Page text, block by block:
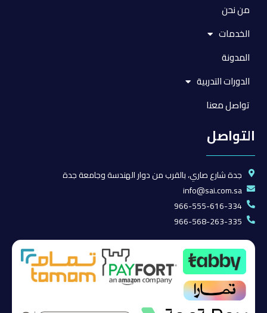
من نحن
الخدمات
المدونة
الدورات التدربية
تواصل معنا
التواصل
جدة شارع صاري، بالقرب من دوار الهندسة وجامعة جدة
info@sai.com.sa
966-555-616-334
966-568-263-335